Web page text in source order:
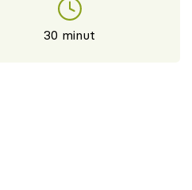
30 minut